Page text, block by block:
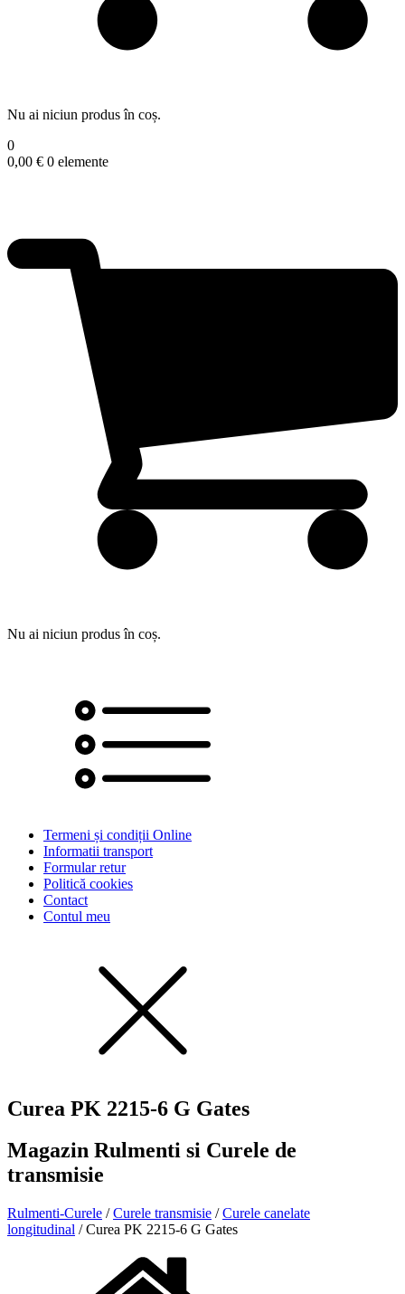
Nu ai niciun produs în coș.
0
0,00 € 0 elemente
Nu ai niciun produs în coș.
Termeni și condiții Online
Informatii transport
Formular retur
Politică cookies
Contact
Contul meu
Curea PK 2215-6 G Gates
Magazin Rulmenti si Curele de
transmisie
Rulmenti-Curele /Curele transmisie /Curele canelate
longitudinal / Curea PK 2215-6 G Gates